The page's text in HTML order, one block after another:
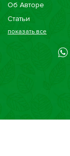
Об Авторе
Статьи
Консультации
Наши магазины
показать все